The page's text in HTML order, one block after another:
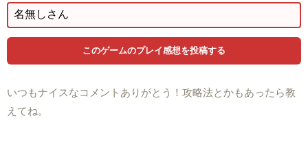
いつもナイスなコメントありがとう！攻略法とかもあったら教
えてね。